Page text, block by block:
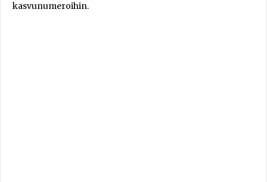
kasvunumeroihin.